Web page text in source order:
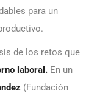
para un
de los retos que
laboral. En un
(Fundación